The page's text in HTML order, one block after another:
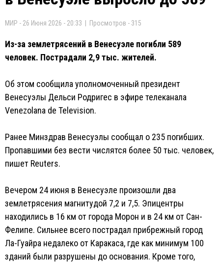
МИР - 26 Июня 2026 - 20:33 | Просмотров - 315
Из-за землетрясений в Венесуэле погибли 589
человек. Пострадали 2,9 тыс. жителей.
Об этом сообщила уполномоченный президент
Венесуэлы Дельси Родригес в эфире телеканала
Venezolana de Television.
Ранее Минздрав Венесуэлы сообщал о 235 погибших.
Пропавшими без вести числятся более 50 тыс. человек,
пишет Reuters.
Вечером 24 июня в Венесуэле произошли два
землетрясения магнитудой 7,2 и 7,5. Эпицентры
находились в 16 км от города Морон и в 24 км от Сан-
Фелипе. Сильнее всего пострадал прибрежный город
Ла-Гуайра недалеко от Каракаса, где как минимум 100
зданий были разрушены до основания. Кроме того,